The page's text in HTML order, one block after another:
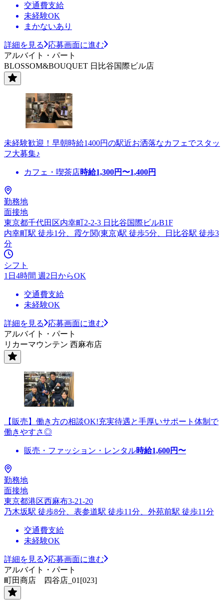
交通費支給
未経験OK
まかないあり
詳細を見る
応募画面に進む
アルバイト・パート
BLOSSOM&BOUQUET 日比谷国際ビル店
未経験歓迎！早朝時給1400円の駅近お洒落なカフェでスタッ
フ大募集♪
カフェ・喫茶店時給1,300円〜1,400円
勤務地
面接地
東京都千代田区内幸町2-2-3 日比谷国際ビルB1F
内幸町駅 徒歩1分、霞ケ関(東京)駅 徒歩5分、日比谷駅 徒歩3
分
シフト
1日4時間 週2日からOK
交通費支給
未経験OK
詳細を見る
応募画面に進む
アルバイト・パート
リカーマウンテン 西麻布店
【販売】働き方の相談OK!充実待遇と手厚いサポート体制で
働きやすさ◎
販売・ファッション・レンタル時給1,600円〜
勤務地
面接地
東京都港区西麻布3-21-20
乃木坂駅 徒歩8分、表参道駅 徒歩11分、外苑前駅 徒歩11分
交通費支給
未経験OK
詳細を見る
応募画面に進む
アルバイト・パート
町田商店 四谷店_01[023]